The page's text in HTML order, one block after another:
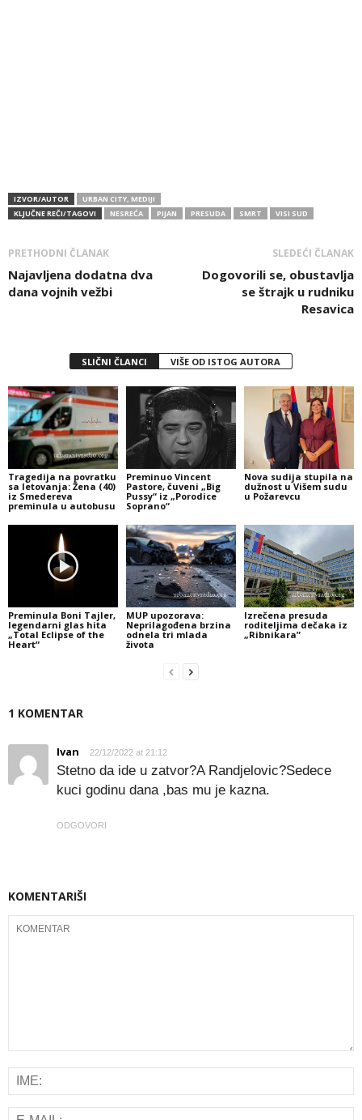
IZVOR/AUTOR
URBAN CITY, MEDIJI
KLJUČNE REČI/TAGOVI
NESREĆA PIJAN PRESUDA SMRT VISI SUD
PRETHODNI ČLANAK
Najavljena dodatna dva
dana vojnih vežbi
SLEDEĆI ČLANAK
Dogovorili se, obustavlja
se štrajk u rudniku
Resavica
SLIČNI ČLANCI VIŠE OD ISTOG AUTORA
Tragedija na povratku
sa letovanja: Žena (40)
iz Smedereva
preminula u autobusu
Preminuo Vincent
Pastore, čuveni „Big
Pussy“ iz „Porodice
Soprano“
Nova sudija stupila na
dužnost u Višem sudu
u Požarevcu
Preminula Boni Tajler,
legendarni glas hita
„Total Eclipse of the
Heart“
MUP upozorava:
Neprilagođena brzina
odnela tri mlada
života
Izrečena presuda
roditeljima dečaka iz
„Ribnikara”
1 KOMENTAR
Ivan 22/12/2022 at 21:12
Stetno da ide u zatvor?A Randjelovic?Sedece
kuci godinu dana ,bas mu je kazna.
ODGOVORI
KOMENTARIŠI